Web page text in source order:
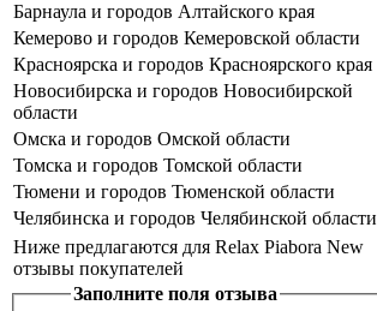
Барнаула и городов Алтайского края
Кемерово и городов Кемеровской области
Красноярска и городов Красноярского края
Новосибирска и городов Новосибирской
области
Омска и городов Омской области
Томска и городов Томской области
Тюмени и городов Тюменской области
Челябинска и городов Челябинской области
Ниже предлагаются для Relax Piabora New
отзывы покупателей
Заполните поля отзыва